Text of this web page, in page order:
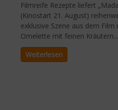
Filmreife Rezepte liefert
(Kinostart 21. August)
exklusive Szene aus dem
Omelette mit feinen
Weiterlesen